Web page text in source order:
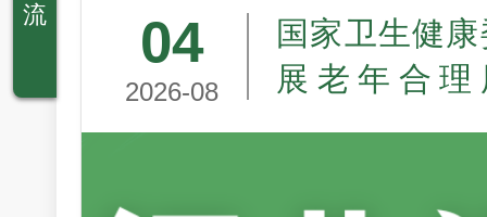
流
04
2026-08
国家卫生健
展老年合
（